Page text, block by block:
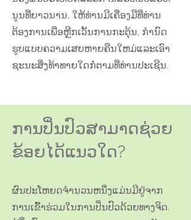
ນູນທີ່ຍາວນານ, ໃຫ້ທ່ານມີເຄື່ອງມືທີ່ທ່ານ
ຕ້ອງການເພື່ອຫຼີກເວັ້ນການກະຕຸ້ນ, ກໍານົດ
ຮູບແບບຄວາມເສຍຫາຍຄືນໃຫມ່ແລະເອົາ
ຊະນະສິ່ງທ້າທາຍໃດກໍ່ຕາມທີ່ທ່ານປະເຊີນ.
ການປິ່ນປົວສາມາດຊ່ວຍ
ຂ້ອຍໄດ້ແນວໃດ?
ຜົນປະໂຫຍດຈໍານວນຫນຶ່ງແມ່ນມີຢູ່ຈາກ
ການເຂົ້າຮ່ວມໃນການປິ່ນປົວດ້ວຍທາງຈິດ.